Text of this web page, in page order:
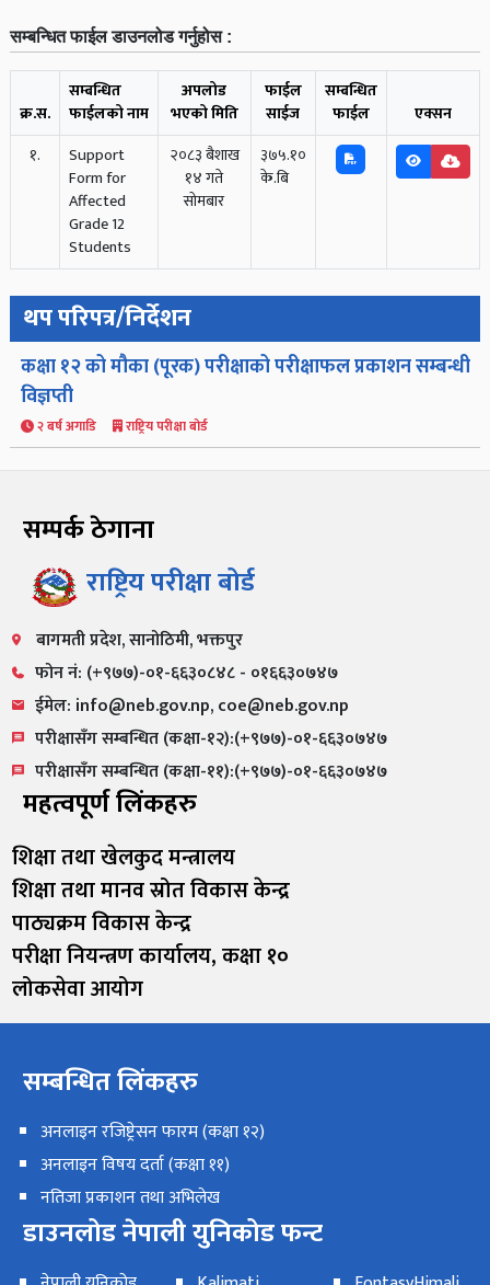
सम्बन्धित फाईल डाउनलोड गर्नुहोस :
क्र.स.
सम्बन्धित
फाईलको नाम
अपलोड
भएको मिति
फाईल
साईज
सम्बन्धित
फाईल
एक्सन
१.
Support
Form for
Affected
Grade 12
Students
२०८३ बैशाख
१४ गते
सोमबार
३७५.१०
के.बि
थप परिपत्र/निर्देशन
कक्षा १२ को मौका (पूरक) परीक्षाको परीक्षाफल प्रकाशन सम्बन्धी
विज्ञप्ती
२ बर्ष अगाडि राष्ट्रिय परीक्षा बोर्ड
सम्पर्क ठेगाना
राष्ट्रिय परीक्षा बोर्ड
बागमती प्रदेश, सानोठिमी, भक्तपुर
फोन नं: (+९७७)-०१-६६३०८४८ - ०१६६३०७४७
ईमेल: info@neb.gov.np, coe@neb.gov.np
परीक्षासँग सम्बन्धित (कक्षा-१२):(+९७७)-०१-६६३०७४७
परीक्षासँग सम्बन्धित (कक्षा-११):(+९७७)-०१-६६३०७४७
महत्वपूर्ण लिंकहरु
शिक्षा तथा खेलकुद मन्त्रालय
शिक्षा तथा मानव स्रोत विकास केन्द्र
पाठ्यक्रम विकास केन्द्र
परीक्षा नियन्त्रण कार्यालय, कक्षा १०
लोकसेवा आयोग
सम्बन्धित लिंकहरु
अनलाइन रजिष्ट्रेसन फारम (कक्षा १२)
अनलाइन विषय दर्ता (कक्षा ११)
नतिजा प्रकाशन तथा अभिलेख
डाउनलोड नेपाली युनिकोड फन्ट